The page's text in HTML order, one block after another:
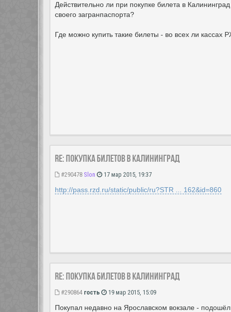
Действительно ли при покупке билета в
своего загранпаспорта?
Где можно купить такие билеты - во всех ли кассах
Re: Покупка билетов в Калининград
#290478 Slon 17 мар 2015, 19:37
http://pass.rzd.ru/static/public/ru?STR ... 162&id=860
Re: Покупка билетов в Калининград
#290864 гость 19 мар 2015, 15:09
Покупал недавно на Ярославском вокзале -